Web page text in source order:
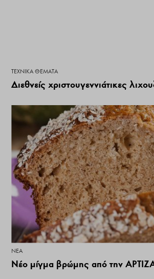
ΤΕΧΝΙΚΆ ΘΈΜΑΤΑ
Διεθνείς χριστουγεννιάτικες
ΝΕΑ
Nέο μίγμα βρώμης από την